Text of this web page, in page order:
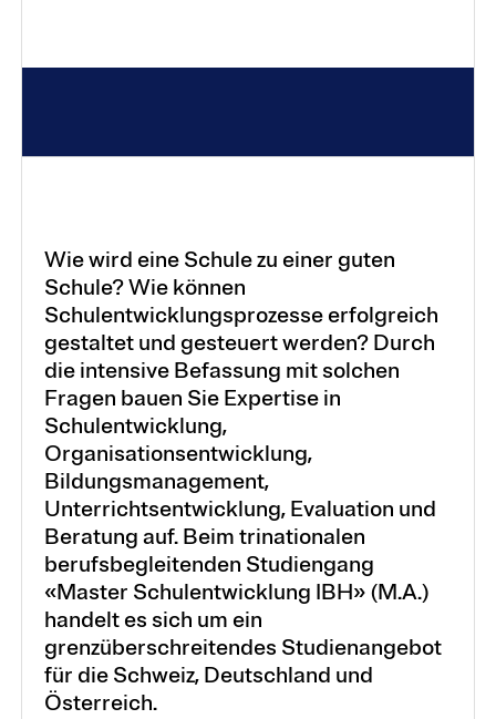
Wie wird eine Schule zu einer guten
Schule? Wie können
Schulentwicklungsprozesse erfolgreich
gestaltet und gesteuert werden? Durch
die intensive Befassung mit solchen
Fragen bauen Sie Expertise in
Schulentwicklung,
Organisationsentwicklung,
Bildungsmanagement,
Unterrichtsentwicklung, Evaluation und
Beratung auf. Beim trinationalen
berufsbegleitenden Studiengang
«Master Schulentwicklung IBH» (M.A.)
handelt es sich um ein
grenzüberschreitendes Studienangebot
für die Schweiz, Deutschland und
Österreich.